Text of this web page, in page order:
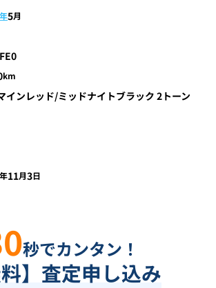
年5月
km
インレッド/ミッドナイトブラック 2トーン
年11月3日
秒でカンタン！
料】査定申し込み